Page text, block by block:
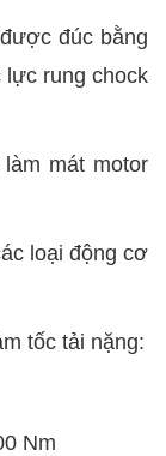
đúc bằng
lực rung chock
mát motor
loại động cơ
tốc tải nặng:
Nm